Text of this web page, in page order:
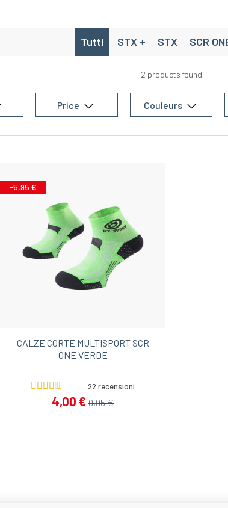
Tutti STX + STX SCR
2 products found
Price Couleurs
-5,95 €
CALZE CORTE MULTISPORT SCR
ONE VERDE
22 recensioni
4,00 € 9,95 €